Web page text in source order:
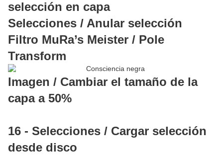
selección en capa
Selecciones / Anular selección
Filtro MuRa’s Meister / Pole
Transform
Imagen / Cambiar el tamaño de la
capa a 50%
16 - Selecciones / Cargar selección
desde disco